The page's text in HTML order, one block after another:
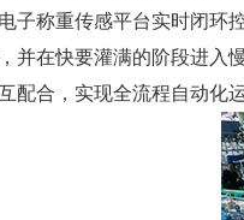
子称重传感平台实时闭环
并在快要灌满的阶段进入
配合，实现全流程自动化